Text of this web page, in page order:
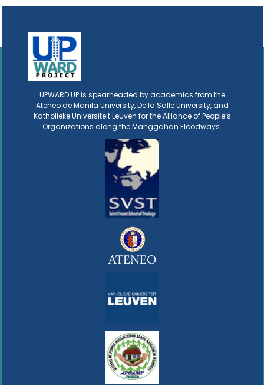
UPWARD UP is spearheaded by academics from the
Ateneo de Manila University, De la Salle University, and
Katholieke Universiteit Leuven for the Alliance of People’s
Organizations along the Manggahan Floodways.